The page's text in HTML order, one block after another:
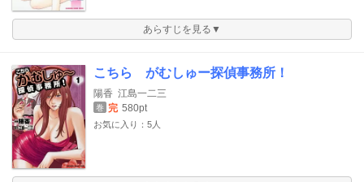
あらすじを見る▼
こちら がむしゅー探偵事務所！
陽香 江島一二三
巻 完 580pt
お気に入り：5人